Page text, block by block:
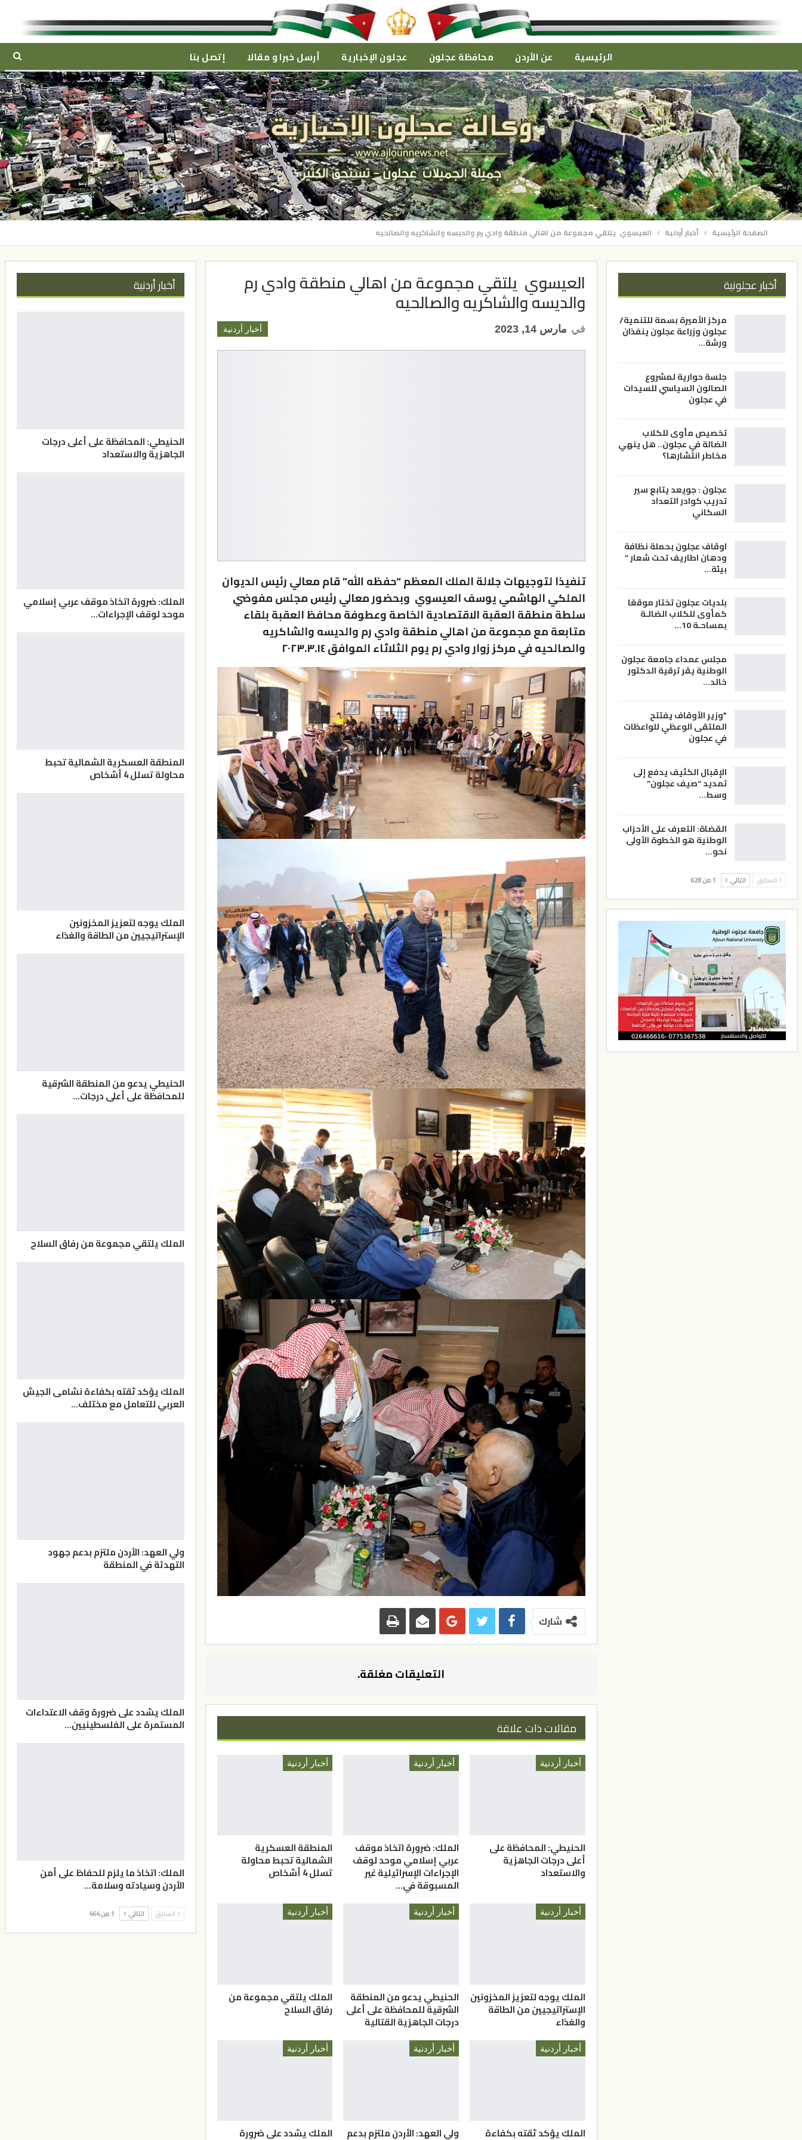
الرئيسية عن الأردن محافظة عجلون عجلون الإخبارية أرسل خبرا و مقالا إتصل بنا
الصفحة الرئيسية أخبار أردنية العيسوي يلتقي مجموعة من اهالي منطقة وادي رم والديسه والشاكريه والصالحيه
العيسوي يلتقي مجموعة من اهالي منطقة وادي رم
والديسه والشاكريه والصالحيه
أخبار أردنية في مارس 14, 2023
تنفيذا لتوجيهات جلالة الملك المعظم “حفظه الله” قام معالي رئيس الديوان
الملكي الهاشمي يوسف العيسوي وبحضور معالي رئيس مجلس مفوضي
سلطة منطقة العقبة الاقتصادية الخاصة وعطوفة محافظ العقبة بلقاء
متابعة مع مجموعة من اهالي منطقة وادي رم والديسه والشاكريه
والصالحيه في مركز زوار وادي رم يوم الثلاثاء الموافق ٢٠٢٣.٣.١٤
شارك
التعليقات مغلقة.
مقالات ذات علاقة
أخبار أردنية
الحنيطي: المحافظة على
أعلى درجات الجاهزية
والاستعداد
أخبار أردنية
الملك: ضرورة اتخاذ موقف
عربي إسلامي موحد لوقف
الإجراءات الإسرائيلية غير
المسبوقة في…
أخبار أردنية
المنطقة العسكرية
الشمالية تحبط محاولة
تسلل 4 أشخاص
أخبار أردنية
الملك يوجه لتعزيز المخزونين
الإستراتيجيين من الطاقة
والغذاء
أخبار أردنية
الحنيطي يدعو من المنطقة
الشرقية للمحافظة على أعلى
درجات الجاهزية القتالية
أخبار أردنية
الملك يلتقي مجموعة من
رفاق السلاح
أخبار أردنية
الملك يؤكد ثقته بكفاءة
أخبار أردنية
ولي العهد: الأردن ملتزم بدعم
أخبار أردنية
الملك يشدد على ضرورة
أخبار عجلونية
مركز الأميرة بسمة للتنمية/
عجلون وزراعة عجلون ينفذان
ورشة…
جلسة حوارية لمشروع
الصالون السياسي للسيدات
في عجلون
تخصيص مأوى للكلاب
الضالة في عجلون.. هل ينهي
مخاطر انتشارها؟
عجلون : جويعد يتابع سير
تدريب كوادر التعداد
السكاني
اوقاف عجلون بحملة نظافة
ودهان اطاريف تحت شعار ”
بيئة…
بلديات عجلون تختار موقعًا
كمأوى للكلاب الضالـة
بمساحـة 10…
مجلس عمداء جامعة عجلون
الوطنية يقر ترقية الدكتور
خالد…
*وزير الأوقاف يفتتح
الملتقى الوعظي للواعظات
في عجلون
الإقبال الكثيف يدفع إلى
تمديد “صيف عجلون”
وسط…
القضاة: التعرف على الأحزاب
الوطنية هو الخطوة الأولى
نحو…
السابق التالي 1 من 628
أخبار أردنية
الحنيطي: المحافظة على أعلى درجات
الجاهزية والاستعداد
الملك: ضرورة اتخاذ موقف عربي إسلامي
موحد لوقف الإجراءات…
المنطقة العسكرية الشمالية تحبط
محاولة تسلل 4 أشخاص
الملك يوجه لتعزيز المخزونين
الإستراتيجيين من الطاقة والغذاء
الحنيطي يدعو من المنطقة الشرقية
للمحافظة على أعلى درجات…
الملك يلتقي مجموعة من رفاق السلاح
الملك يؤكد ثقته بكفاءة نشامى الجيش
العربي للتعامل مع مختلف…
ولي العهد: الأردن ملتزم بدعم جهود
التهدئة في المنطقة
الملك يشدد على ضرورة وقف الاعتداءات
المستمرة على الفلسطينيين…
الملك: اتخاذ ما يلزم للحفاظ على أمن
الأردن وسيادته وسلامة…
السابق التالي 1 من 464